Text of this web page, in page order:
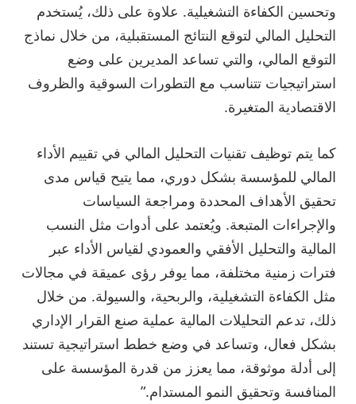
وتحسين الكفاءة التشغيلية. علاوة على ذلك، يُستخدم
التحليل المالي لتوقع النتائج المستقبلية، من خلال نماذج
التوقع المالي، والتي تساعد المديرين على وضع
استراتيجيات تتناسب مع التطورات السوقية والظروف
الاقتصادية المتغيرة.
كما يتم توظيف تقنيات التحليل المالي في تقييم الأداء
المالي للمؤسسة بشكل دوري، مما يتيح قياس مدى
تحقيق الأهداف المحددة ومراجعة السياسات
والإجراءات المتبعة. ويُعتمد على أدوات مثل النسب
المالية والتحليل الأفقي والعمودي لقياس الأداء عبر
فترات زمنية مختلفة، مما يوفر رؤى عميقة في مجالات
مثل الكفاءة التشغيلية، والربحية، والسيولة. من خلال
ذلك، تدعم التحليلات المالية عملية صنع القرار الإداري
بشكل فعال، وتساعد في وضع خطط استراتيجية تستند
إلى أدلة موثوقة، مما يعزز من قدرة المؤسسة على
المنافسة وتحقيق النمو المستدام.”